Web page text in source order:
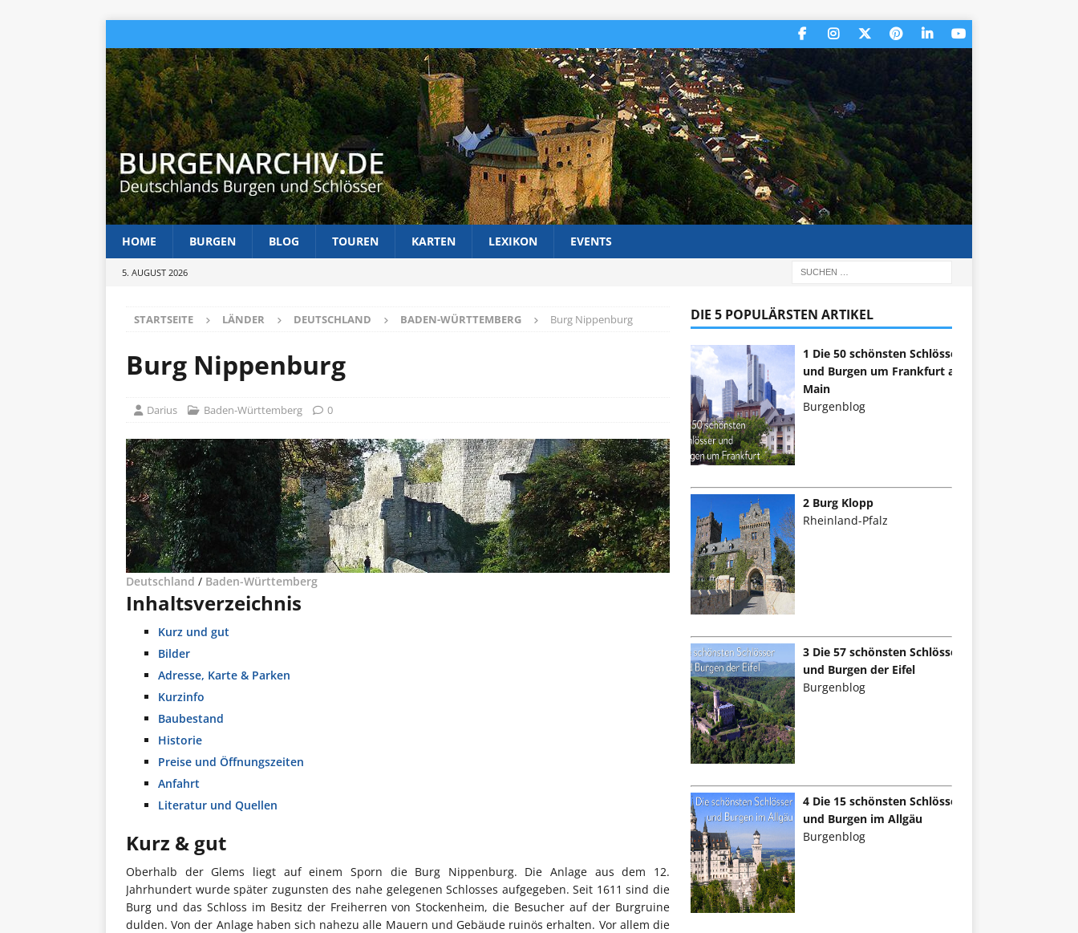
HOME BURGEN BLOG TOUREN KARTEN LEXIKON EVENTS
5. AUGUST 2026
STARTSEITE LÄNDER DEUTSCHLAND BADEN-WÜRTTEMBERG Burg Nippenburg
Burg Nippenburg
Darius Baden-Württemberg 0
Deutschland / Baden-Württemberg
Inhaltsverzeichnis
Kurz und gut
Bilder
Adresse, Karte & Parken
Kurzinfo
Baubestand
Historie
Preise und Öffnungszeiten
Anfahrt
Literatur und Quellen
Kurz & gut
Oberhalb der Glems liegt auf einem Sporn die Burg Nippenburg. Die Anlage aus dem 12.
Jahrhundert wurde später zugunsten des nahe gelegenen Schlosses aufgegeben. Seit 1611 sind die
Burg und das Schloss im Besitz der Freiherren von Stockenheim, die Besucher auf der Burgruine
dulden. Von der Anlage haben sich nahezu alle Mauern und Gebäude ruinös erhalten. Vor allem die
DIE 5 POPULÄRSTEN ARTIKEL
1 Die 50 schönsten Schlösser
und Burgen um Frankfurt am
Main
Burgenblog
2 Burg Klopp
Rheinland-Pfalz
3 Die 57 schönsten Schlösser
und Burgen der Eifel
Burgenblog
4 Die 15 schönsten Schlösser
und Burgen im Allgäu
Burgenblog